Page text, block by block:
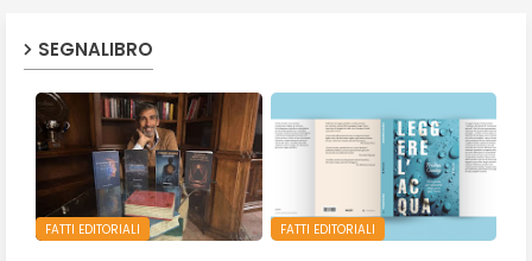
SEGNALIBRO
FATTI EDITORIALI FATTI EDITORIALI